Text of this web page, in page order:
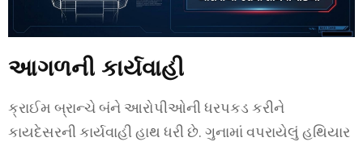
આગળની કાર્યવાહી
ક્રાઈમ બ્રાન્ચે બંને આરોપીઓની ધરપકડ કરીને
કાયદેસરની કાર્યવાહી હાથ ધરી છે. ગુનામાં વપરાયેલું હથિયાર